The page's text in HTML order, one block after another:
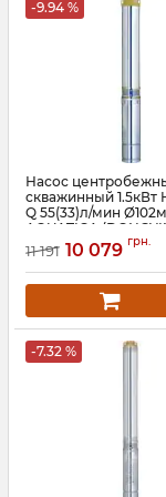
-9.94 %
Насос
скважинный 1.5кВт
Q 55(33)л/мин
AQUATICA
4SDm2/28 (777126)
11 191 10 079 грн.
-7.32 %